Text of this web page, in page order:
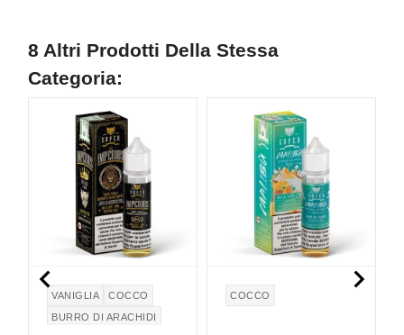
8 Altri Prodotti Della Stessa
Categoria:
VANIGLIA
COCCO
BURRO DI ARACHIDI
NON DISPONIBILE
COCCO
NON DISPONIBILE
 